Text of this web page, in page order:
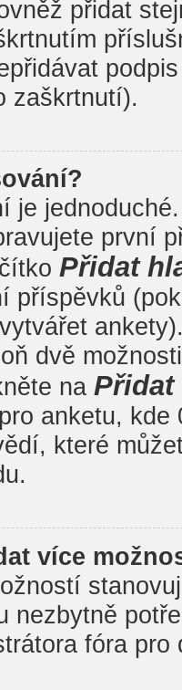
přidat
zaškrtnutí).
je
první
Přidat
příspěvků
dvě
na
anketu, kde
které
více
nezbytně
fóra pro